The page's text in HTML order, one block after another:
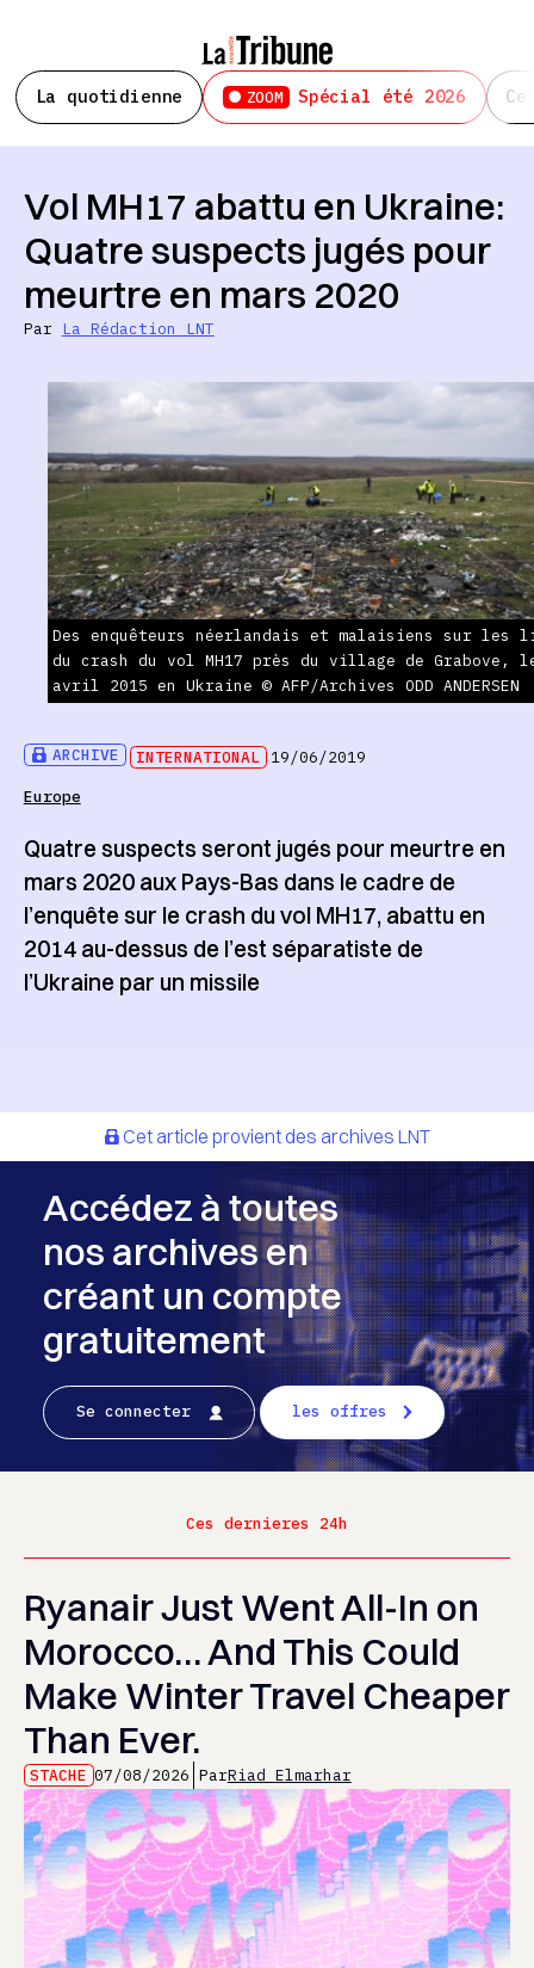
La quotidienne ZOOM Spécial été 2026
ARCHIVE INTERNATIONAL 19/06/2019
Europe
Vol MH17 abattu en Ukraine:
Quatre suspects jugés pour
meurtre en mars 2020
Par La Rédaction LNT
Des enquêteurs néerlandais et malaisiens sur les
du crash du vol MH17 près du village de Grabove,
avril 2015 en Ukraine © AFP/Archives ODD ANDERSEN
Quatre suspects seront jugés pour meurtre en
mars 2020 aux Pays-Bas dans le cadre de
l’enquête sur le crash du vol MH17, abattu en
2014 au-dessus de l’est séparatiste de
l’Ukraine par un missile
Cet article provient des archives LNT
Accédez à toutes
nos archives en
créant un compte
gratuitement
Se connecter les offres
Ces dernieres 24h
Ryanair Just Went All-In on
Morocco… And This Could
Make Winter Travel Cheaper
Than Ever.
STACHE 07/08/2026 ParRiad Elmarhar